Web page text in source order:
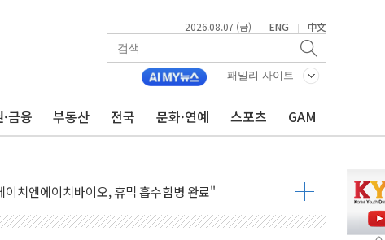
2026.08.07 (금) | ENG | 中文
패밀리 사이트
금융 부동산 전국 문화·연예 스포츠 GAM
프스타일 기획전 '이구홈위크' …최대 90% 할인
자동차 AI 미션 챌린지' 성료
서 이란 지휘 아래 동시 공격 임박…에너지·항만 표적"
일렉트릭 철도신호 사업 인수 계약
질환자 208명…누적 사망자 23명·가축 83만마리 폐사